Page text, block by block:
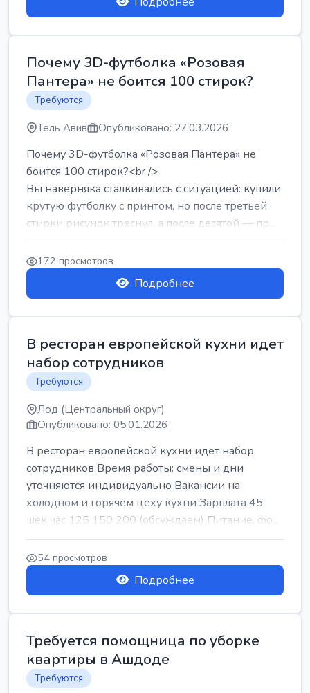
Почему 3D-футболка «Розовая
Пантера» не боится 100 стирок?
Требуются
Тель Авив Опубликовано: 27.03.2026
Почему 3D-футболка «Розовая Пантера» не
боится 100 стирок?<br />
Вы наверняка сталкивались с ситуацией: купили
крутую футболку с принтом, но после третьей
стирки рисунок треснул, а после десятой — пр...
172 просмотров
Подробнее
В ресторан европейской кухни идет
набор сотрудников
Требуются
Лод (Центральный округ)
Опубликовано: 05.01.2026
В ресторан европейской кухни идет набор
сотрудников Время работы: смены и дни
уточняются индивидуально Вакансии на
холодном и горячем цеху кухни Зарплата 45
шек час 125 150 200 (обсуждаем) Питание, фо...
54 просмотров
Подробнее
Требуется помощница по уборке
квартиры в Ашдоде
Требуются